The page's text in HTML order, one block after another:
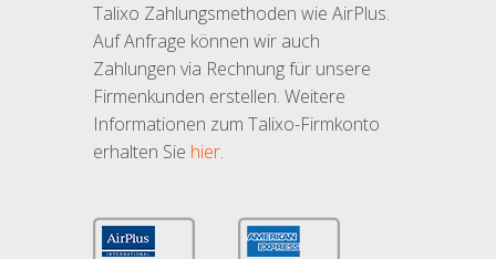
Talixo Zahlungsmethoden wie AirPlus.
Auf Anfrage können wir auch
Zahlungen via Rechnung für unsere
Firmenkunden erstellen. Weitere
Informationen zum Talixo-Firmkonto
erhalten Sie hier.